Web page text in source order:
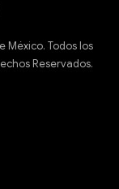
México. Todos los
Reservados.